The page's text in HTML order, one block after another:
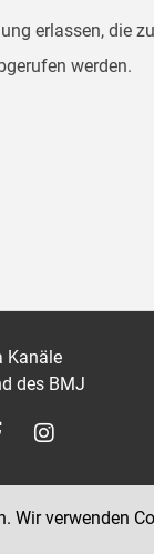
erlassen, die
werden.
Kanäle
des BMJ
Wir verwenden